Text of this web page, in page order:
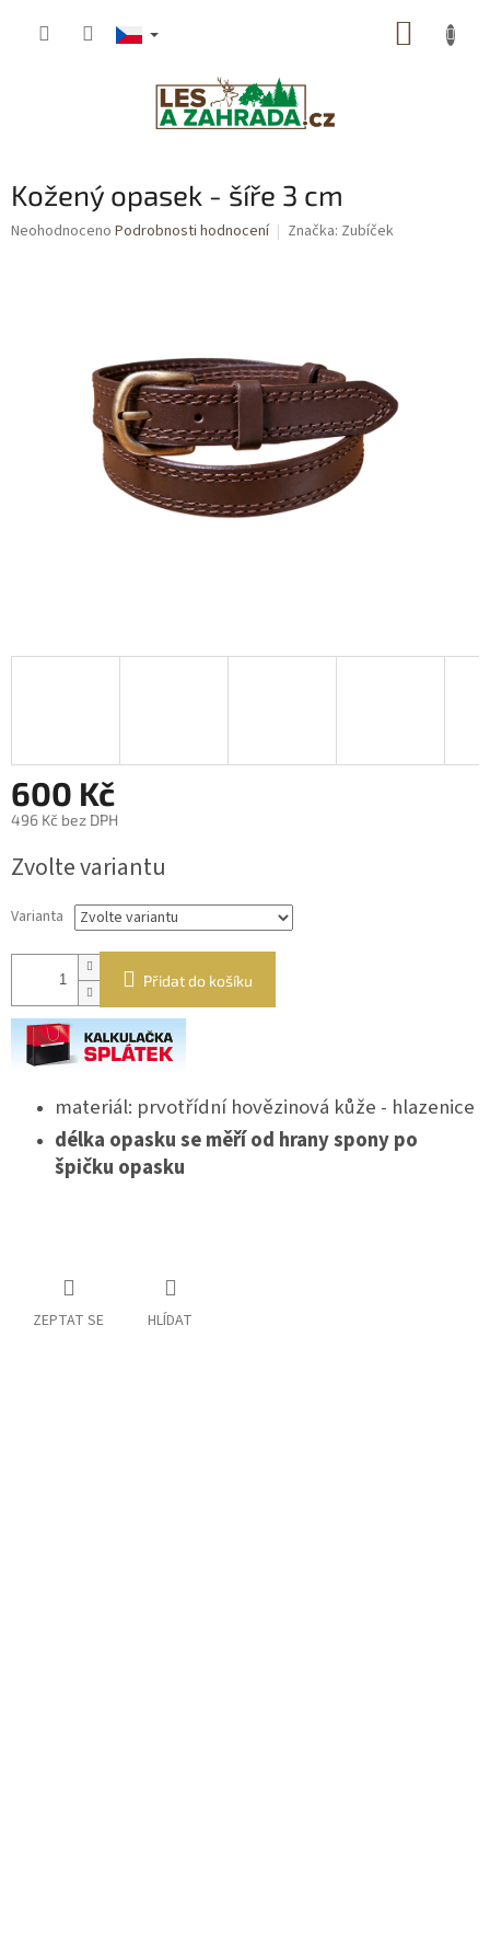
Kožený opasek - šíře 3 cm
Průměrné
Neohodnoceno Podrobnosti hodnocení Značka: Zubíček
600 Kč
496 Kč bez DPH
cena:
Zvolte variantu
Varianta
Přidat do košíku
materiál: prvotřídní hovězinová kůže - hlazenice
délka opasku se měří od hrany spony po
špičku opasku
ZEPTAT SE HLÍDAT